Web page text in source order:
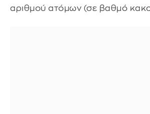
αριθμού ατόμων (σε βαθμό